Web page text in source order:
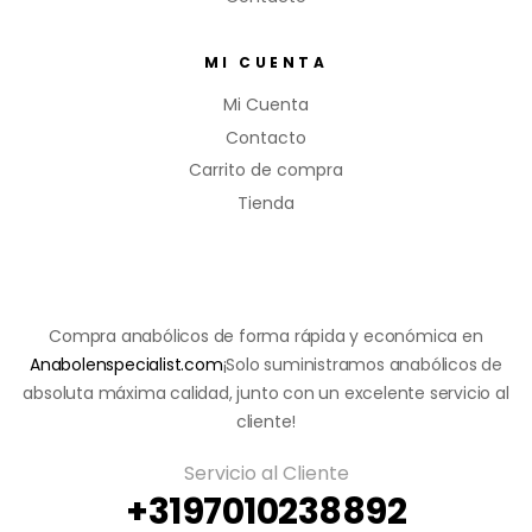
Compra anabólicos de forma rápida y económica en
Anabolenspecialist.com¡Solo suministramos anabólicos de
absoluta máxima calidad, junto con un excelente servicio al
cliente!
Servicio al Cliente
+3197010238892
MI CUENTA
Mi Cuenta
Contacto
Carrito de compra
Tienda